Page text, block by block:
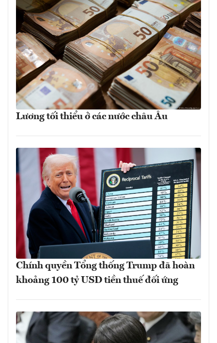
Lương tối thiểu ở các nước châu Âu
Chính quyền Tổng thống Trump đã hoàn
khoảng 100 tỷ USD tiền thuế đối ứng